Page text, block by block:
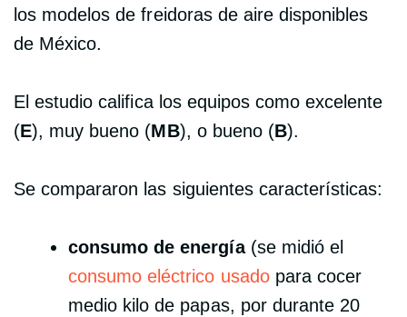
los modelos de freidoras de aire disponibles
de México.
El estudio califica los equipos como excelente
(E), muy bueno (MB), o bueno (B).
Se compararon las siguientes características:
consumo de energía(se midió el
consumo eléctrico usadopara cocer
medio kilo de papas, por durante 20